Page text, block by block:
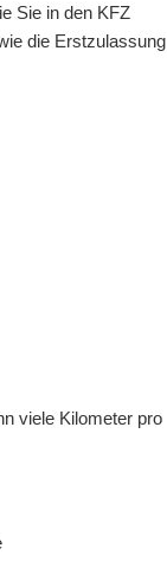
Sie in den KFZ
die Erstzulassung
viele Kilometer pro